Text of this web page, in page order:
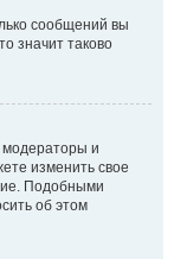
сообщений вы
значит таково
модераторы и
изменить свое
Подобными
об этом